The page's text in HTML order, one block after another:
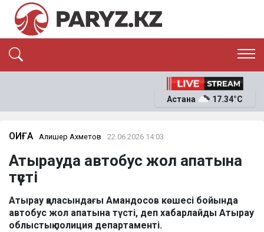
ЭКОНОМИКА
ОҚИҒА
News
Астана 17.34°C
ОҚИҒА Алишер Ахметов 22.06.2026 14:03
Атырауда автобус жол апатына
түсті
Атырау қаласындағы Амандосов көшесі бойында
автобус жол апатына түсті, деп хабарлайды Атырау
облыстық полиция департаменті.